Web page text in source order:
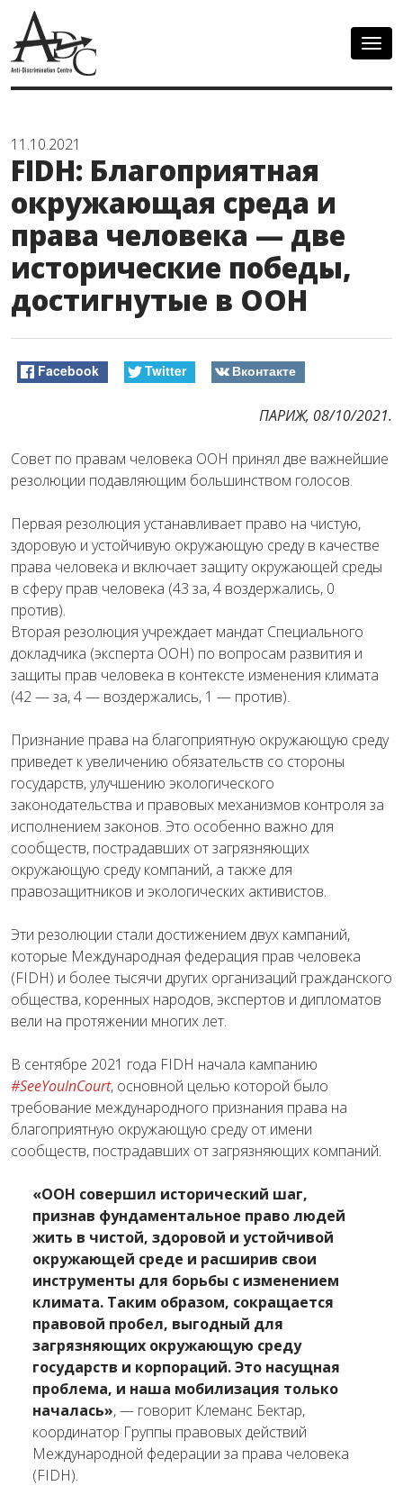
11.10.2021
FIDH: Благоприятная
окружающая среда и
права человека — две
исторические победы,
достигнутые в ООН
Facebook Twitter Вконтакте
ПАРИЖ, 08/10/2021.
Совет по правам человека ООН принял две важнейшие
резолюции подавляющим большинством голосов.
Первая резолюция устанавливает право на чистую,
здоровую и устойчивую окружающую среду в качестве
права человека и включает защиту окружающей среды
в сферу прав человека (43 за, 4 воздержались, 0
против).
Вторая резолюция учреждает мандат Специального
докладчика (эксперта ООН) по вопросам развития и
защиты прав человека в контексте изменения климата
(42 — за, 4 — воздержались, 1 — против).
Признание права на благоприятную окружающую среду
приведет к увеличению обязательств со стороны
государств, улучшению экологического
законодательства и правовых механизмов контроля за
исполнением законов. Это особенно важно для
сообществ, пострадавших от загрязняющих
окружающую среду компаний, а также для
правозащитников и экологических активистов.
Эти резолюции стали достижением двух кампаний,
которые Международная федерация прав человека
(FIDH) и более тысячи других организаций гражданского
общества, коренных народов, экспертов и дипломатов
вели на протяжении многих лет.
В сентябре 2021 года FIDH начала кампанию
#SeeYouInCourt, основной целью которой было
требование международного признания права на
благоприятную окружающую среду от имени
сообществ, пострадавших от загрязняющих компаний.
«ООН совершил исторический шаг,
признав фундаментальное право людей
жить в чистой, здоровой и устойчивой
окружающей среде и расширив свои
инструменты для борьбы с изменением
климата. Таким образом, сокращается
правовой пробел, выгодный для
загрязняющих окружающую среду
государств и корпораций. Это насущная
проблема, и наша мобилизация только
началась», — говорит Клеманс Бектар,
координатор Группы правовых действий
Международной федерации за права человека
(FIDH).